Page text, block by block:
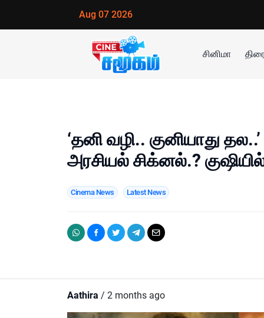
Aug 07 2026
சினிமா
‘தனி வழி.. குனியாது
அரசியல் சிக்னல்.?
Cinema News Latest News
Aathira / 2 months ago